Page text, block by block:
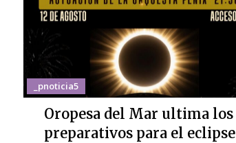
_pnoticia5
Oropesa del Mar ultima los
preparativos para el eclipse